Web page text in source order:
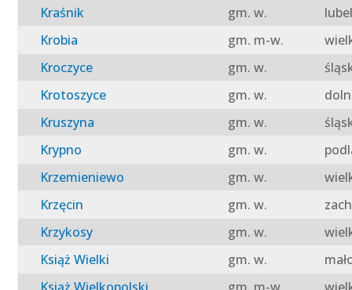
Kraśnik
gm. w.
Krobia
gm. m-w.
Kroczyce
gm. w.
Krotoszyce
gm. w.
Kruszyna
gm. w.
Krypno
gm. w.
Krzemieniewo
gm. w.
Krzęcin
gm. w.
Krzykosy
gm. w.
Książ Wielki
gm. w.